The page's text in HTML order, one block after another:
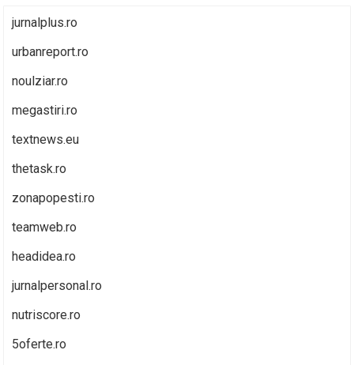
jurnalplus.ro
urbanreport.ro
noulziar.ro
megastiri.ro
textnews.eu
thetask.ro
zonapopesti.ro
teamweb.ro
headidea.ro
jurnalpersonal.ro
nutriscore.ro
5oferte.ro